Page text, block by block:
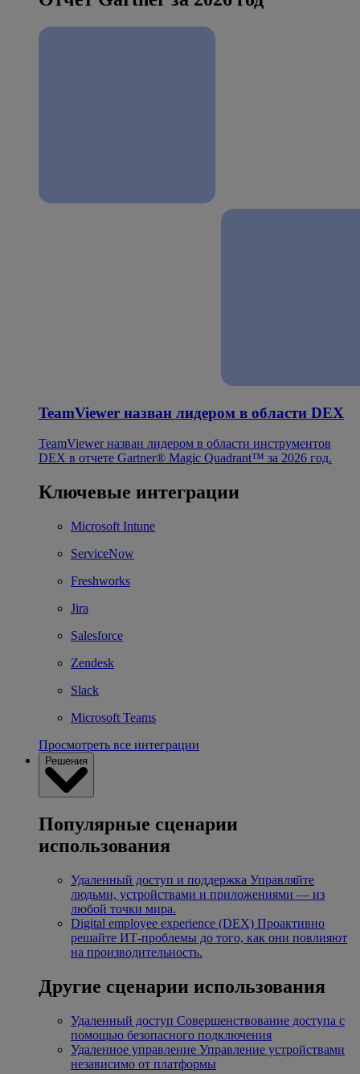
TeamViewer назван лидером в области DEX
TeamViewer назван лидером в области инструментов
DEX в отчете Gartner® Magic Quadrant™ за 2026 год.
Ключевые интеграции
Microsoft Intune
ServiceNow
Freshworks
Jira
Salesforce
Zendesk
Slack
Microsoft Teams
Просмотреть все интеграции
Решения
Популярные сценарии
использования
Удаленный доступ и поддержка Управляйте
людьми, устройствами и приложениями — из
любой точки мира.
Digital employee experience (DEX) Проактивно
решайте ИТ-проблемы до того, как они повлияют
на производительность.
Другие сценарии использования
Удаленный доступ Совершенствование доступа с
помощью безопасного подключения
Удаленное управление Управление устройствами
независимо от платформы